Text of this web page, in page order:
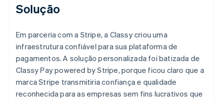
Solução
Em parceria com a Stripe, a Classy criou uma
infraestrutura confiável para sua plataforma de
pagamentos. A solução personalizada foi batizada de
Classy Pay powered by Stripe, porque ficou claro que a
marca Stripe transmitiria confiança e qualidade
reconhecida para as empresas sem fins lucrativos que